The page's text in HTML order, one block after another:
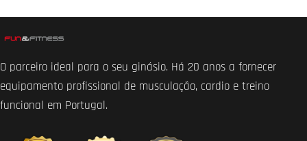
O parceiro ideal para o seu ginásio. Há 20 anos a fornecer
equipamento profissional de musculação, cardio e treino
funcional em Portugal.